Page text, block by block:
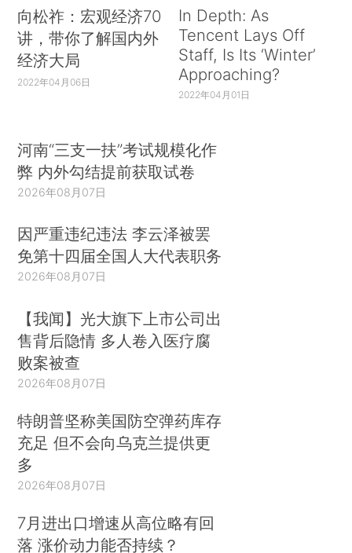
向松祚：宏观经济70
讲，带你了解国内外
经济大局
2022年04月06日
In Depth: As
Tencent Lays Off
Staff, Is Its ‘Winter’
Approaching?
2022年04月01日
河南“三支一扶”考试规模化作
弊 内外勾结提前获取试卷
2026年08月07日
因严重违纪违法 李云泽被罢
免第十四届全国人大代表职务
2026年08月07日
【我闻】光大旗下上市公司出
售背后隐情 多人卷入医疗腐
败案被查
2026年08月07日
特朗普坚称美国防空弹药库存
充足 但不会向乌克兰提供更
多
2026年08月07日
7月进出口增速从高位略有回
落 涨价动力能否持续？